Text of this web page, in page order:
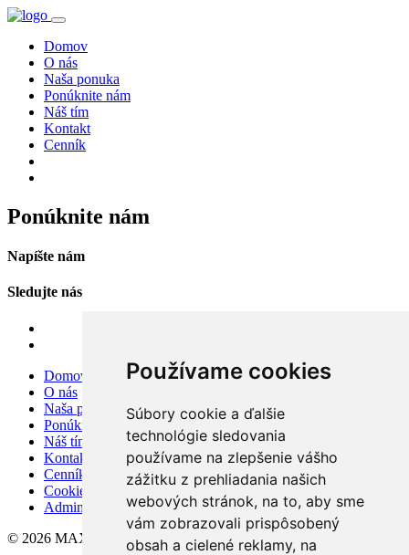
Používame cookies
Súbory cookie a ďalšie
technológie sledovania
používame na zlepšenie vášho
zážitku z prehliadania našich
webových stránok, na to, aby sme
vám zobrazovali prispôsobený
obsah a cielené reklamy, na
Domov
O nás
Naša ponuka
Ponúknite nám
Náš tím
Kontakt
Cenník
Ponúknite nám
Napíšte nám
Sledujte nás
Domov
O nás
Naša ponuka
Ponúknite nám
Náš tím
Kontakt
Cenník
Cookies
Admin
© 2026 MAXEN REALITY CENTRUM